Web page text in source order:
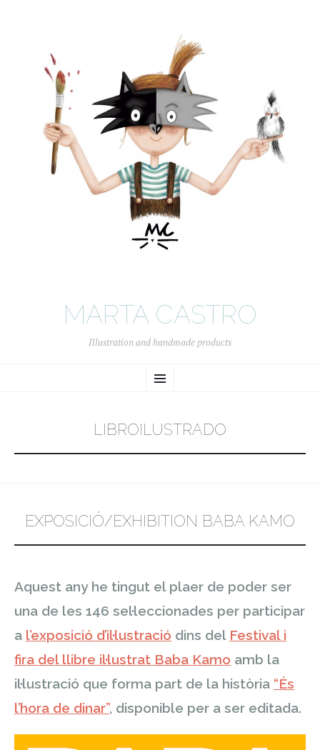
MARTA CASTRO
Illustration and handmade products
Menu
TO
LIBROILUSTRADO
EXPOSICIÓ/EXHIBITION BABA KAMO
Aquest any he tingut el plaer de poder ser
una de les 146 sel·leccionades per participar
a l’exposició d’il·lustració dins del Festival i
fira del llibre il·lustrat Baba Kamo amb la
il·lustració que forma part de la història “És
l’hora de dinar”, disponible per a ser editada.